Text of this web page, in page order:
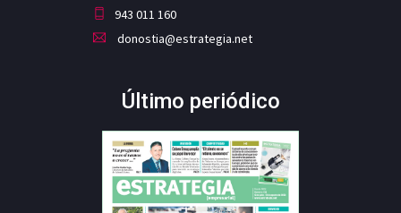
943 011 160
donostia@estrategia.net
Último periódico